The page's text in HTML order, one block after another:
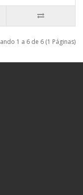
1 a 6 de 6 (1 Páginas)